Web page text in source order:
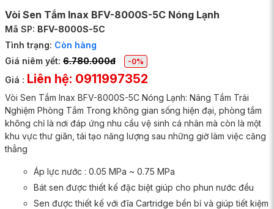
Vòi Sen Tắm Inax BFV-8000S-5C Nóng Lạnh
Mã SP: BFV-8000S-5C
Tình trạng: Còn hàng
Giá niêm yết: 6.780.000đ -0%
Giá : Liên hệ: 0911997352
Vòi Sen Tắm Inax BFV-8000S-5C Nóng Lạnh: Nâng Tầm Trải
Nghiệm Phòng Tắm Trong không gian sống hiện đại, phòng tắm
không chỉ là nơi đáp ứng nhu cầu vệ sinh cá nhân mà còn là một
khu vực thư giãn, tái tạo năng lượng sau những giờ làm việc căng
thẳng
Áp lực nước : 0.05 MPa ~ 0.75 MPa
Bát sen được thiết kế đặc biệt giúp cho phun nước đều
Sen được thiết kế với đĩa Cartridge bền bỉ và giúp tiết kiệm